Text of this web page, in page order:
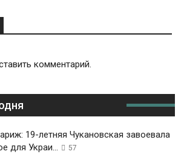
комментарий.
19-летняя Чукановская завоевала
для Украи...
57